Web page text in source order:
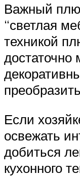
Важный
“светлая
техникой
Если
освежать
добиться
кухонного